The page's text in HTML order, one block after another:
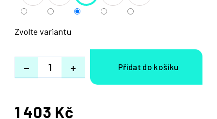
Zvolte variantu
+
−
1 403 Kč
Měrná